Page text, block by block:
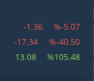
-1.36
%-5.07
-17.34
%-40.50
13.08 %105.48